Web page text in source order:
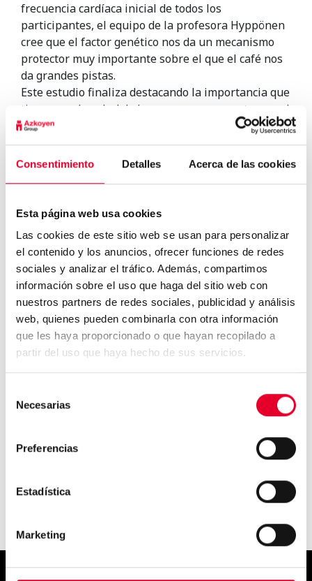
Consentimiento Detalles Acerca de las cookies
Esta página web usa cookies
Las cookies de este sitio web se usan para personalizar
el contenido y los anuncios, ofrecer funciones de redes
sociales y analizar el tráfico. Además, compartimos
información sobre el uso que haga del sitio web con
nuestros partners de redes sociales, publicidad y análisis
web, quienes pueden combinarla con otra información
que les haya proporcionado o que hayan recopilado a
partir del uso que haya hecho de sus servicios.
Necesarias
Preferencias
Estadística
Marketing
frecuencia cardíaca inicial de todos los
participantes, el equipo de la profesora Hyppönen
cree que el factor genético nos da un mecanismo
protector muy importante sobre el que el café nos
da grandes pistas.
Este estudio finaliza destacando la importancia que
tiene para la salud de las personas que se tomen el
tiempo necesario en escuchar a su organismo. Si tu
cuerpo te pide una taza de café con urgencia
seguramente tengas los niveles de energía al
es porque tu cuerpo puede tener demasiada
La alimentación saludable en
la oficina es posibl...